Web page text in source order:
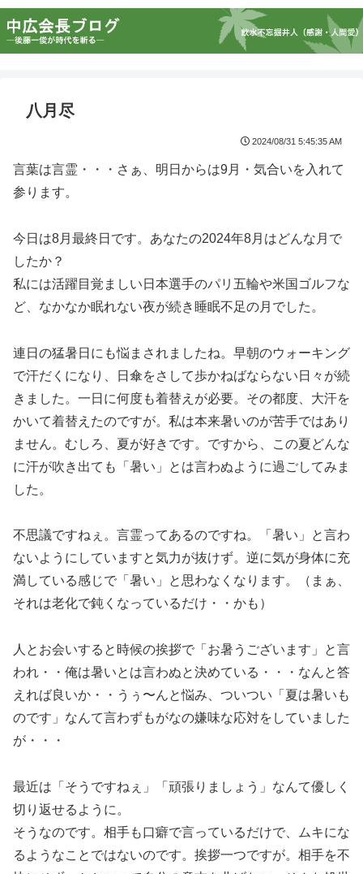
八月尽
2024/08/31 5:45:35 AM
言葉は言霊・・・さぁ、明日からは9月・気合いを入れて
参ります。
今日は8月最終日です。あなたの2024年8月はどんな月で
したか？
私には活躍目覚ましい日本選手のパリ五輪や米国ゴルフな
ど、なかなか眠れない夜が続き睡眠不足の月でした。
連日の猛暑日にも悩まされましたね。早朝のウォーキング
で汗だくになり、日傘をさして歩かねばならない日々が続
きました。一日に何度も着替えが必要。その都度、大汗を
かいて着替えたのですが。私は本来暑いのが苦手ではあり
ません。むしろ、夏が好きです。ですから、この夏どんな
に汗が吹き出ても「暑い」とは言わぬように過ごしてみま
した。
不思議ですねぇ。言霊ってあるのですね。「暑い」と言わ
ないようにしていますと気力が抜けず。逆に気が身体に充
満している感じで「暑い」と思わなくなります。（まぁ、
それは老化で鈍くなっているだけ・・かも）
人とお会いすると時候の挨拶で「お暑うございます」と言
われ・・俺は暑いとは言わぬと決めている・・・なんと答
えれば良いか・・うぅ〜んと悩み、ついつい「夏は暑いも
のです」なんて言わずもがなの嫌味な応対をしていました
が・・・
最近は「そうですねぇ」「頑張りましょう」なんて優しく
切り返せるように。
そうなのです。相手も口癖で言っているだけで、ムキにな
るようなことではないのです。挨拶一つですが。相手を不